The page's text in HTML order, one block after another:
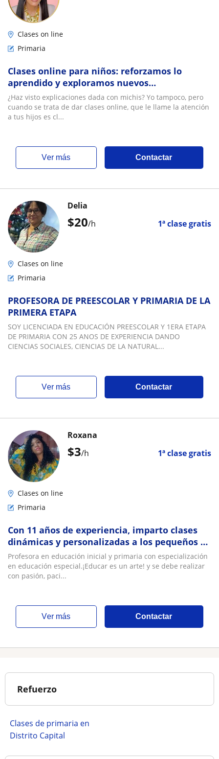
Clases on line
Primaria
Clases online para niños: reforzamos lo
aprendido y exploramos nuevos
conocimientos con cariño y estructura
¿Haz visto explicaciones dada con michis? Yo tampoco, pero
cuando se trata de dar clases online, que le llame la atención
a tus hijos es cl...
ver más Contactar
$20/h 1ª clase gratis
Delia
Clases on line
Primaria
PROFESORA DE PREESCOLAR Y PRIMARIA DE LA
PRIMERA ETAPA
SOY LICENCIADA EN EDUCACIÓN PREESCOLAR Y 1ERA ETAPA
DE PRIMARIA CON 25 ANOS DE EXPERIENCIA DANDO
CIENCIAS SOCIALES, CIENCIAS DE LA NATURAL...
ver más Contactar
$3/h 1ª clase gratis
Roxana
Clases on line
Primaria
Con 11 años de experiencia, imparto clases
dinámicas y personalizadas a los pequeños de
la casa. ¡Aprenderemos divirtiéndonos!
Profesora en educación inicial y primaria con especialización
en educación especial.¡Educar es un arte! y se debe realizar
con pasión, paci...
ver más Contactar
Refuerzo
Clases de primaria en
Distrito Capital